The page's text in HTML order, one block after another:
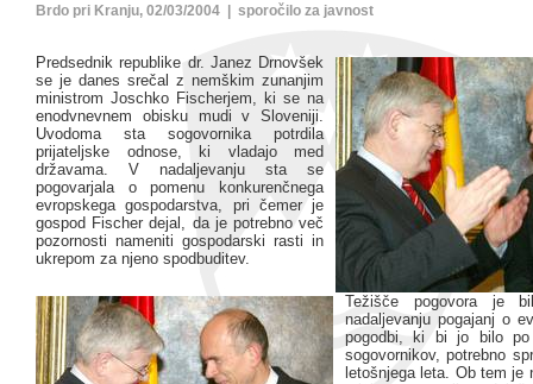
Brdo pri Kranju, 02/03/2004 | sporočilo za javnost
Predsednik republike dr. Janez Drnovšek
se je danes srečal z nemškim zunanjim
ministrom Joschko Fischerjem, ki se na
enodvnevnem obisku mudi v Sloveniji.
Uvodoma sta sogovornika potrdila
prijateljske odnose, ki vladajo med
državama. V nadaljevanju sta se
pogovarjala o pomenu konkurenčnega
evropskega gospodarstva, pri čemer je
gospod Fischer dejal, da je potrebno več
pozornosti nameniti gospodarski rasti in
ukrepom za njeno spodbuditev.
Težišče pogovora je
nadaljevanju pogajanj o
pogodbi, ki bi jo bilo po
sogovornikov, potrebno
letošnjega leta. Ob tem je